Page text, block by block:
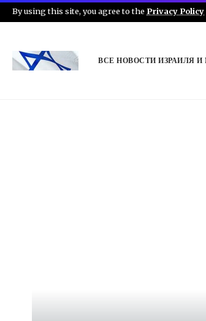
By using this site, you agree to the Privacy Policy
ВСЕ НОВОСТИ ИЗРАИЛЯ И